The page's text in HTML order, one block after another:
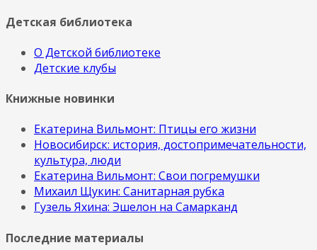
Детская библиотека
О Детской библиотеке
Детские клубы
Книжные новинки
Екатерина Вильмонт: Птицы его жизни
Новосибирск: история, достопримечательности,
культура, люди
Екатерина Вильмонт: Свои погремушки
Михаил Щукин: Санитарная рубка
Гузель Яхина: Эшелон на Самарканд
Последние материалы